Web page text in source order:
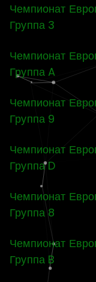
Чемпионат
Группа 3
Чемпионат
Группа A
Чемпионат
Группа 9
Чемпионат
Группа D
Чемпионат
Группа 8
Чемпионат
Группа B